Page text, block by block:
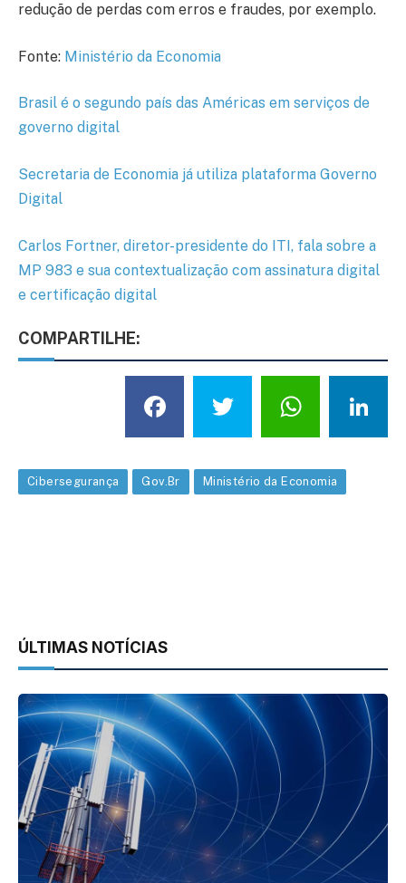
redução de perdas com erros e fraudes, por exemplo.
Fonte: Ministério da Economia
Brasil é o segundo país das Américas em serviços de
governo digital
Secretaria de Economia já utiliza plataforma Governo
Digital
Carlos Fortner, diretor-presidente do ITI, fala sobre a
MP 983 e sua contextualização com assinatura digital
e certificação digital
COMPARTILHE:
Facebook
Twitter
Cibersegurança Gov.Br Ministério da Economia
ÚLTIMAS NOTÍCIAS